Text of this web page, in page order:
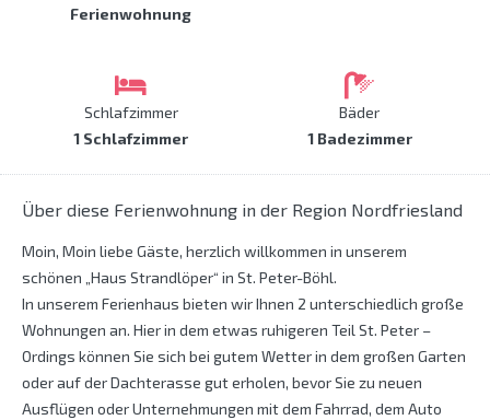
Ferienwohnung
Schlafzimmer
1 Schlafzimmer
Bäder
1 Badezimmer
Über diese Ferienwohnung in der Region Nordfriesland
Moin, Moin liebe Gäste, herzlich willkommen in unserem
schönen „Haus Strandlöper“ in St. Peter-Böhl.
In unserem Ferienhaus bieten wir Ihnen 2 unterschiedlich große
Wohnungen an. Hier in dem etwas ruhigeren Teil St. Peter –
Ordings können Sie sich bei gutem Wetter in dem großen Garten
oder auf der Dachterasse gut erholen, bevor Sie zu neuen
Ausflügen oder Unternehmungen mit dem Fahrrad, dem Auto